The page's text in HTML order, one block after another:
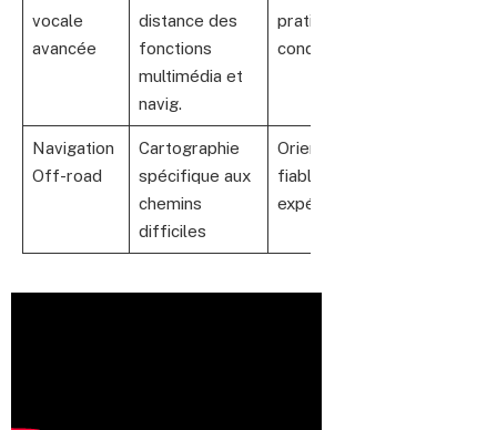
vocale
avancée
distance des
fonctions
multimédia et
navig.
praticité en
conduite
Navigation
Off-road
Cartographie
spécifique aux
chemins
difficiles
Orientation
fiable lors des
expéditions